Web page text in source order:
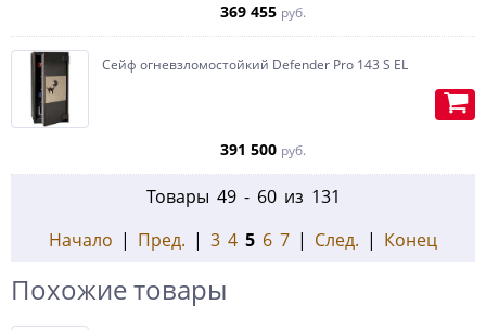
369 455 руб.
Сейф огневзломостойкий Defender Pro 143 S EL
391 500 руб.
Товары 49 - 60 из 131
Начало | Пред. | 3 4 5 6 7 | След. | Конец
Похожие товары